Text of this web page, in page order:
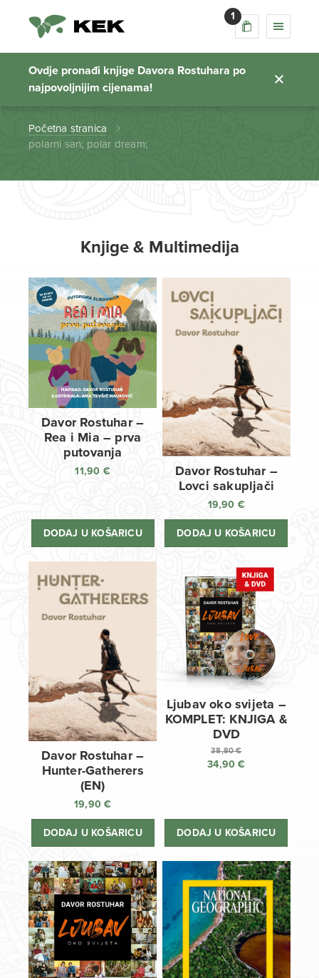
1
Ovdje pronađi knjige Davora Rostuhara po
najpovoljnijim cijenama!
polarni san; polar
dream;
Početna stranica
polarni san; polar dream;
Knjige & Multimedija
Davor Rostuhar –
Rea i Mia – prva
putovanja
11,90 €
DODAJ U KOŠARICU
Davor Rostuhar –
Lovci sakupljači
19,90 €
DODAJ U KOŠARICU
Davor Rostuhar –
Hunter-Gatherers
(EN)
19,90€
DODAJ U KOŠARICU
Ljubav oko svijeta –
KOMPLET: KNJIGA &
DVD
38,80€
Izvorna
38,80 €.
34,90€
34,90 €.
DODAJ U KOŠARICU